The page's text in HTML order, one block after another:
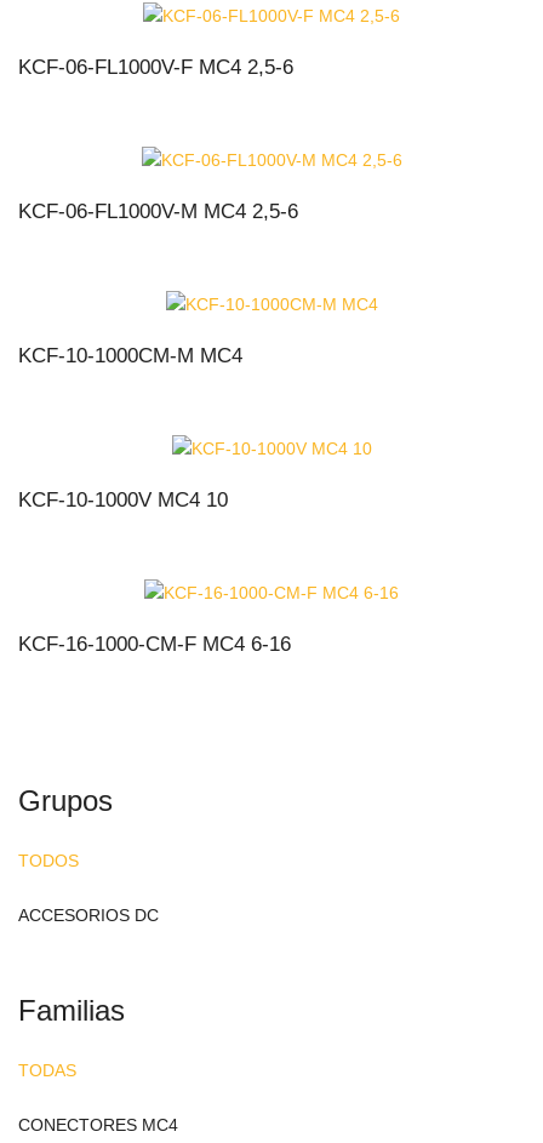
KCF-06-FL1000V-F MC4 2,5-6
KCF-06-FL1000V-M MC4 2,5-6
KCF-10-1000CM-M MC4
KCF-10-1000V MC4 10
KCF-16-1000-CM-F MC4 6-16
Grupos
TODOS
ACCESORIOS DC
Familias
TODAS
CONECTORES MC4